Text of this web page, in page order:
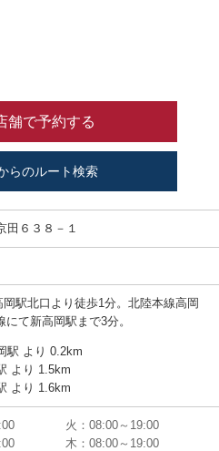
舗で予約する
らのルート検索
田６３８－１
駅北口より徒歩1分。北陸本線高岡
て新高岡駅まで3分。
駅 より 0.2km
より 1.5km
より 1.6km
火：08:00～19:00
木：08:00～19:00